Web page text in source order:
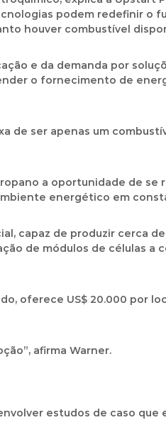
podem redefinir o
houver combustível
e da demanda por
o fornecimento de
de ser apenas um
a oportunidade de
energético em
capaz de produzir cerca
de módulos de células a
oferece US$ 20.000 por
afirma Warner.
estudos de caso que